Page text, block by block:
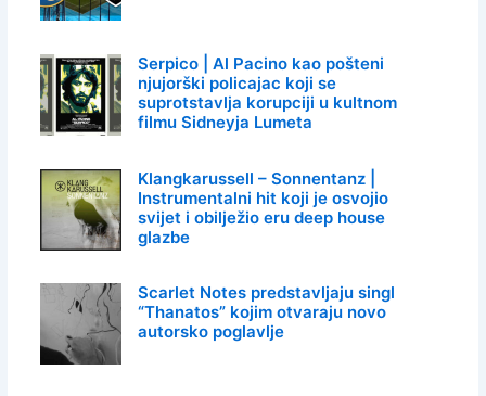
Serpico | Al Pacino kao pošteni
njujorški policajac koji se
suprotstavlja korupciji u kultnom
filmu Sidneyja Lumeta
Klangkarussell – Sonnentanz |
Instrumentalni hit koji je osvojio
svijet i obilježio eru deep house
glazbe
Scarlet Notes predstavljaju singl
“Thanatos” kojim otvaraju novo
autorsko poglavlje